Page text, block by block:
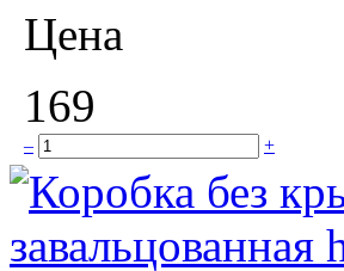
Цена
169
– +